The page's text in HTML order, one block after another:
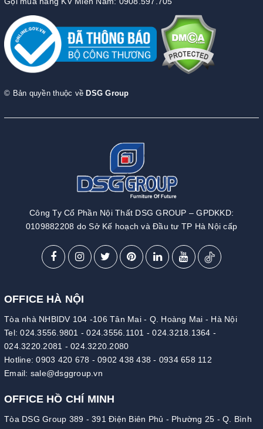
© Bản quyền thuộc về DSG Group
Công Ty Cổ Phần Nội Thất DSG GROUP – GPDKKD:
0109882208 do Sở Kế hoạch và Đầu tư TP Hà Nội cấp
OFFICE HÀ NỘI
Tòa nhà NHBIDV 104 -106 Tân Mai - Q. Hoàng Mai - Hà Nội
Tel:024.3556.9801 -024.3556.1101 -024.3218.1364 -
024.3220.2081 - 024.3220.2080
Hotline:0903 420 678 - 0902 438 438 - 0934 658 112
Email: sale@dsggroup.vn
OFFICE HỒ CHÍ MINH
Tòa DSG Group 389 - 391 Điện Biên Phủ - Phường 25 - Q. Bình